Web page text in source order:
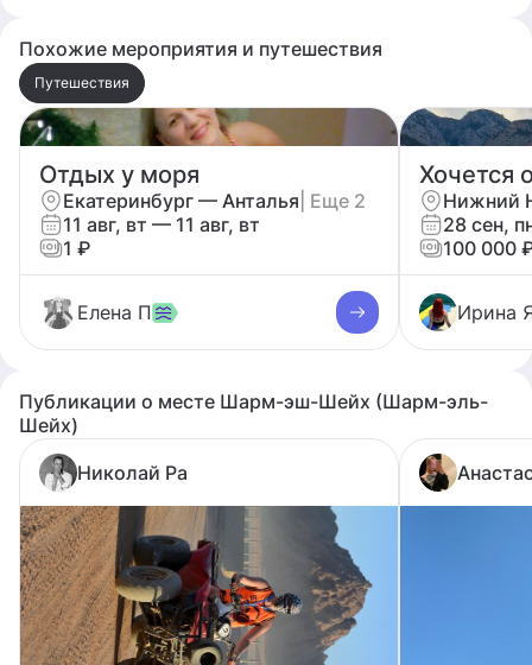
Похожие мероприятия и путешествия
Путешествия
Отдых у моря
Екатеринбург — Анталья | Еще 2
11 авг, вт — 11 авг, вт
1 ₽
Елена П
28 сен,
100 000
Ирина
Публикации о месте Шарм-эш-Шейх (Шарм-эль-
Шейх)
Николай Ра